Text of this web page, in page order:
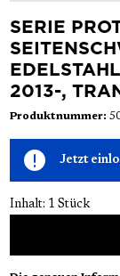
SERIE
2013-,
Produktnummer:
Jetzt
Inhalt: 1 Stück